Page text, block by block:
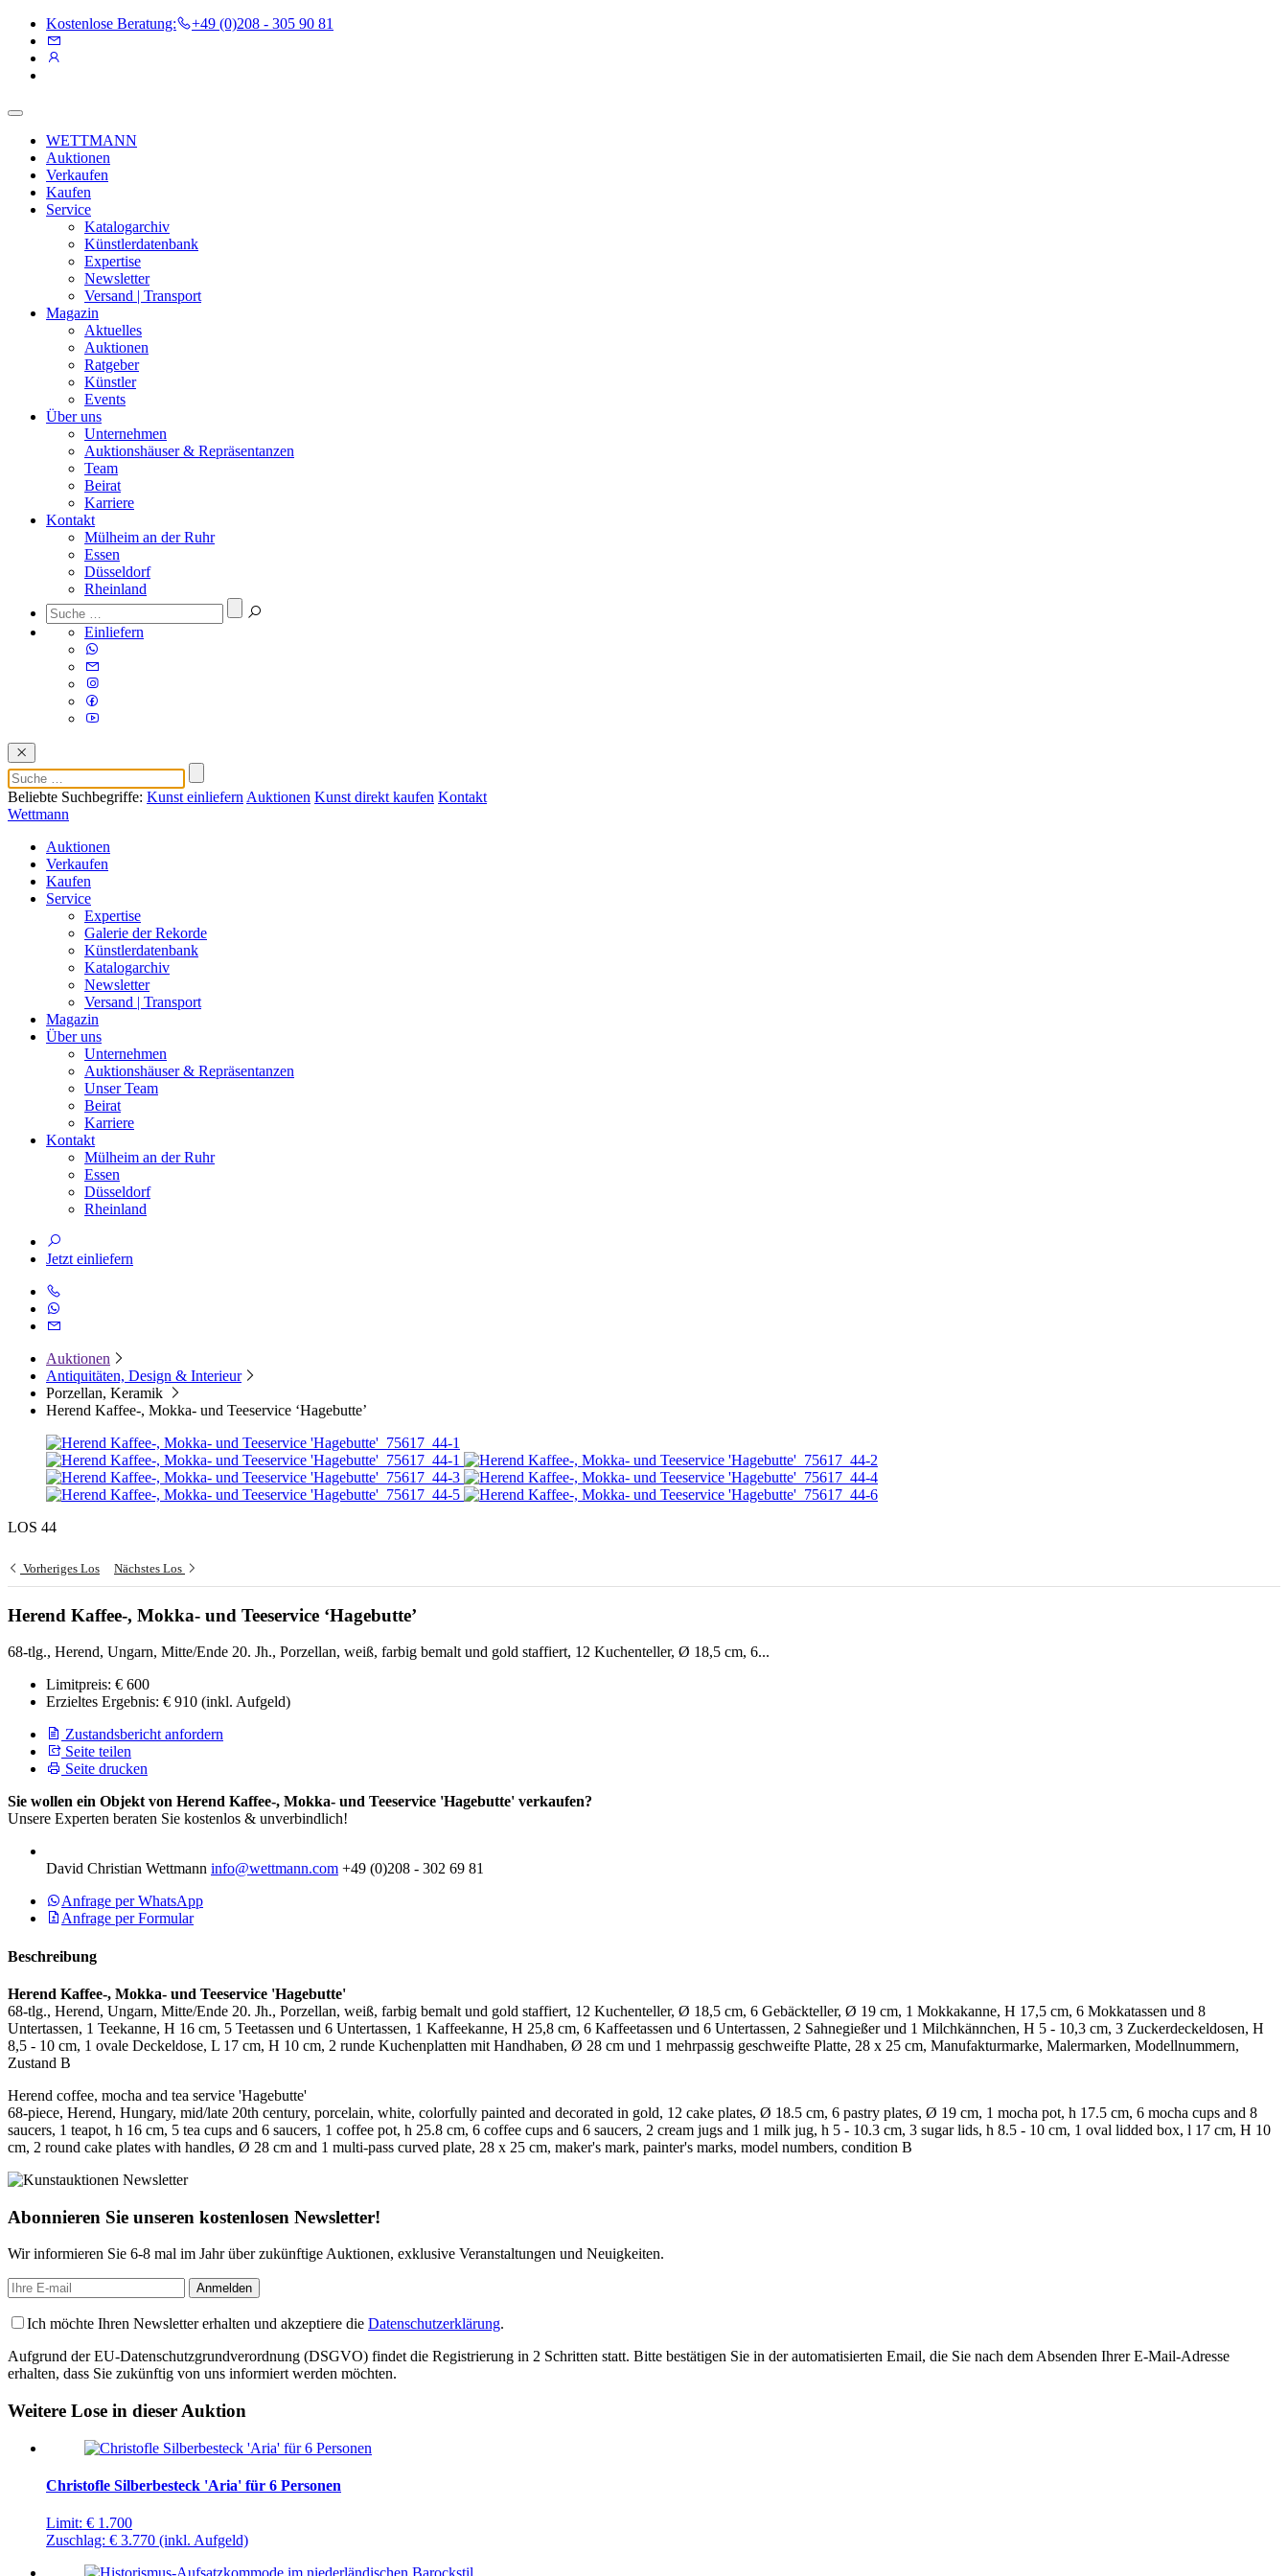
Kostenlose Beratung: +49 (0)208 - 305 90 81
WETTMANN
Auktionen
Verkaufen
Kaufen
Service
Katalogarchiv
Künstlerdatenbank
Expertise
Newsletter
Versand | Transport
Magazin
Aktuelles
Auktionen
Ratgeber
Künstler
Events
Über uns
Unternehmen
Auktionshäuser & Repräsentanzen
Team
Beirat
Karriere
Kontakt
Mülheim an der Ruhr
Essen
Düsseldorf
Rheinland
Einliefern
Beliebte Suchbegriffe: Kunst einliefern Auktionen Kunst direkt kaufen Kontakt
Wettmann
Auktionen
Verkaufen
Kaufen
Service
Expertise
Galerie der Rekorde
Künstlerdatenbank
Katalogarchiv
Newsletter
Versand | Transport
Magazin
Über uns
Unternehmen
Auktionshäuser & Repräsentanzen
Unser Team
Beirat
Karriere
Kontakt
Mülheim an der Ruhr
Essen
Düsseldorf
Rheinland
Jetzt einliefern
Auktionen
Antiquitäten, Design & Interieur
Porzellan, Keramik
Herend Kaffee-, Mokka- und Teeservice ‘Hagebutte’
LOS 44
Vorheriges Los Nächstes Los
Herend Kaffee-, Mokka- und Teeservice ‘Hagebutte’
68-tlg., Herend, Ungarn, Mitte/Ende 20. Jh., Porzellan, weiß, farbig bemalt und gold staffiert, 12 Kuchenteller, Ø 18,5 cm, 6...
Limitpreis: € 600
Erzieltes Ergebnis: € 910 (inkl. Aufgeld)
Zustandsbericht anfordern
Seite teilen
Seite drucken
Sie wollen ein Objekt von Herend Kaffee-, Mokka- und Teeservice 'Hagebutte' verkaufen?
Unsere Experten beraten Sie kostenlos & unverbindlich!
David Christian Wettmann info@wettmann.com +49 (0)208 - 302 69 81
Anfrage per WhatsApp
Anfrage per Formular
Beschreibung
Herend Kaffee-, Mokka- und Teeservice 'Hagebutte'
68-tlg., Herend, Ungarn, Mitte/Ende 20. Jh., Porzellan, weiß, farbig bemalt und gold staffiert, 12 Kuchenteller, Ø 18,5 cm, 6 Gebäckteller, Ø 19 cm, 1 Mokkakanne, H 17,5 cm, 6 Mokkatassen und 8
Untertassen, 1 Teekanne, H 16 cm, 5 Teetassen und 6 Untertassen, 1 Kaffeekanne, H 25,8 cm, 6 Kaffeetassen und 6 Untertassen, 2 Sahnegießer und 1 Milchkännchen, H 5 - 10,3 cm, 3 Zuckerdeckeldosen, H
8,5 - 10 cm, 1 ovale Deckeldose, L 17 cm, H 10 cm, 2 runde Kuchenplatten mit Handhaben, Ø 28 cm und 1 mehrpassig geschweifte Platte, 28 x 25 cm, Manufakturmarke, Malermarken, Modellnummern,
Zustand B
Herend coffee, mocha and tea service 'Hagebutte'
68-piece, Herend, Hungary, mid/late 20th century, porcelain, white, colorfully painted and decorated in gold, 12 cake plates, Ø 18.5 cm, 6 pastry plates, Ø 19 cm, 1 mocha pot, h 17.5 cm, 6 mocha cups and 8
saucers, 1 teapot, h 16 cm, 5 tea cups and 6 saucers, 1 coffee pot, h 25.8 cm, 6 coffee cups and 6 saucers, 2 cream jugs and 1 milk jug, h 5 - 10.3 cm, 3 sugar lids, h 8.5 - 10 cm, 1 oval lidded box, l 17 cm, H 10
cm, 2 round cake plates with handles, Ø 28 cm and 1 multi-pass curved plate, 28 x 25 cm, maker's mark, painter's marks, model numbers, condition B
Abonnieren Sie unseren kostenlosen Newsletter!
Wir informieren Sie 6-8 mal im Jahr über zukünftige Auktionen, exklusive Veranstaltungen und Neuigkeiten.
Ich möchte Ihren Newsletter erhalten und akzeptiere die Datenschutzerklärung.
Aufgrund der EU-Datenschutzgrundverordnung (DSGVO) findet die Registrierung in 2 Schritten statt. Bitte bestätigen Sie in der automatisierten Email, die Sie nach dem Absenden Ihrer E-Mail-Adresse
erhalten, dass Sie zukünftig von uns informiert werden möchten.
Weitere Lose in dieser Auktion
Christofle Silberbesteck 'Aria' für 6 Personen
Limit: € 1.700
Zuschlag: € 3.770 (inkl. Aufgeld)